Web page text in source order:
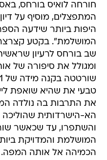
חורחה לואיס בורחס,
המתפצלים, מוסיף על
היפות ביותר שידעה
המושלמת". בקטע
שב בורחס לרעיון
ומגולל את סיפורה של
טבעי את שהיא שואפת
את התרבות בה נולדה
הא-הישרדותית
והשתפרו, עד שכאשר
המושלמת והמדויקת
הכמיהה אל אותה